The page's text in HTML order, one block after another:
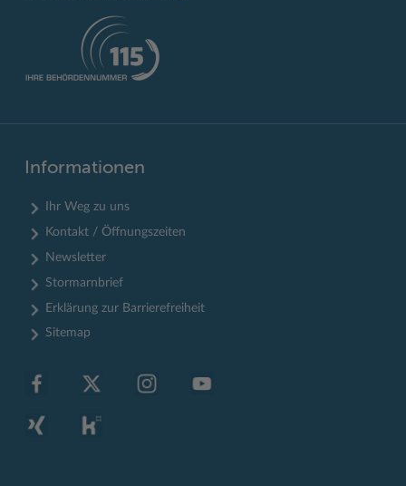
Informationen
Ihr Weg zu uns
Kontakt / Öffnungszeiten
Newsletter
Stormarnbrief
Erklärung zur Barrierefreiheit
Sitemap